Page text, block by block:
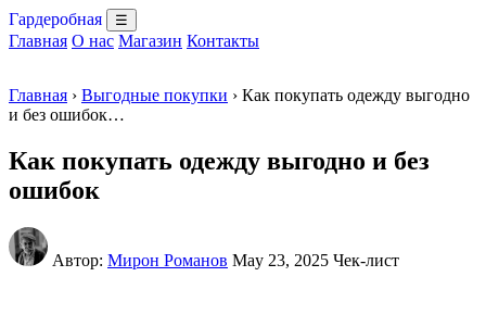
Гардеробная ☰
Главная О нас Магазин Контакты
Главная › Выгодные покупки › Как покупать одежду выгодно
и без ошибок…
Как покупать одежду выгодно и без
ошибок
Автор: Мирон Романов May 23, 2025 Чек-лист